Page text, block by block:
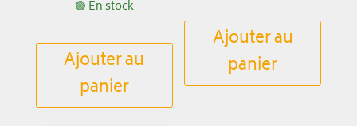
🟢 En stock
Ajouter au
panier
Ajouter au
panier